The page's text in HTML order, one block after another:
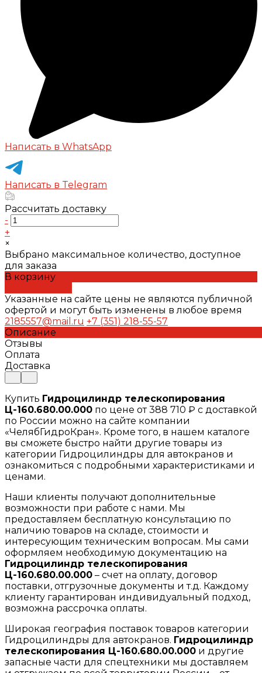
Написать в WhatsApp
Написать в Telegram
Рассчитать доставку
-
+
×
Выбрано максимальное количество, доступное
для заказа
В корзину
Указанные на сайте цены не являются публичной
офертой и могут быть изменены в любое время
2185557@mail.ru +7 (351) 218-55-57
Описание
Отзывы
Оплата
Доставка
Купить Гидроцилиндр телескопирования
Ц-160.680.00.000 по цене от 388 710 ₽ с доставкой
по России можно на сайте компании
«ЧелябГидроКран». Кроме того, в нашем каталоге
вы сможете быстро найти другие товары из
категории Гидроцилиндры для автокранов и
ознакомиться с подробными характеристиками и
ценами.
Наши клиенты получают дополнительные
возможности при работе с нами. Мы
предоставляем бесплатную консультацию по
наличию товаров на складе, стоимости и
интересующим техническим вопросам. Мы сами
оформляем необходимую документацию на
Гидроцилиндр телескопирования
Ц-160.680.00.000 – счет на оплату, договор
поставки, отгрузочные документы и т.д. Каждому
клиенту гарантирован индивидуальный подход,
возможна рассрочка оплаты.
Широкая география поставок товаров категории
Гидроцилиндры для автокранов. Гидроцилиндр
телескопирования Ц-160.680.00.000 и другие
запасные части для спецтехники мы доставляем